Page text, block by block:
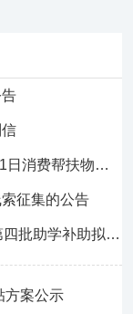
关于西宁市湟中区2025年1月1日-5月21日消费帮扶物流补贴的公示
征集的公告
西宁市湟中区2025年春季“雨露计划” 第四批助学补助拟发放名单公示
方案公示